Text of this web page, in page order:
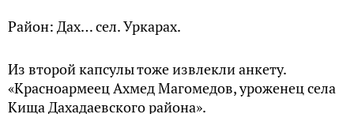
Район: Дах… сел. Уркарах.
Из второй капсулы тоже извлекли анкету.
«Красноармеец Ахмед Магомедов, уроженец села
Кища Дахадаевского района».